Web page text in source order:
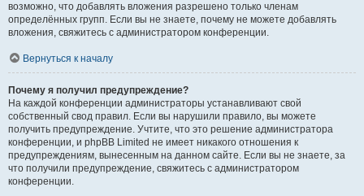
возможно, что добавлять вложения разрешено только членам
определённых групп. Если вы не знаете, почему не можете добавлять
вложения, свяжитесь с администратором конференции.
Вернуться к началу
Почему я получил предупреждение?
На каждой конференции администраторы устанавливают свой
собственный свод правил. Если вы нарушили правило, вы можете
получить предупреждение. Учтите, что это решение администратора
конференции, и phpBB Limited не имеет никакого отношения к
предупреждениям, вынесенным на данном сайте. Если вы не знаете, за
что получили предупреждение, свяжитесь с администратором
конференции.